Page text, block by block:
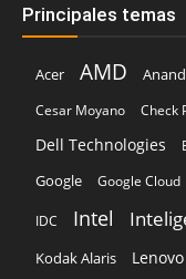
Principales temas
Acer AMD
Cesar Moyano
Check
Dell Technologies
Google Google Cloud
IDC Intel
Kodak Alaris Lenovo